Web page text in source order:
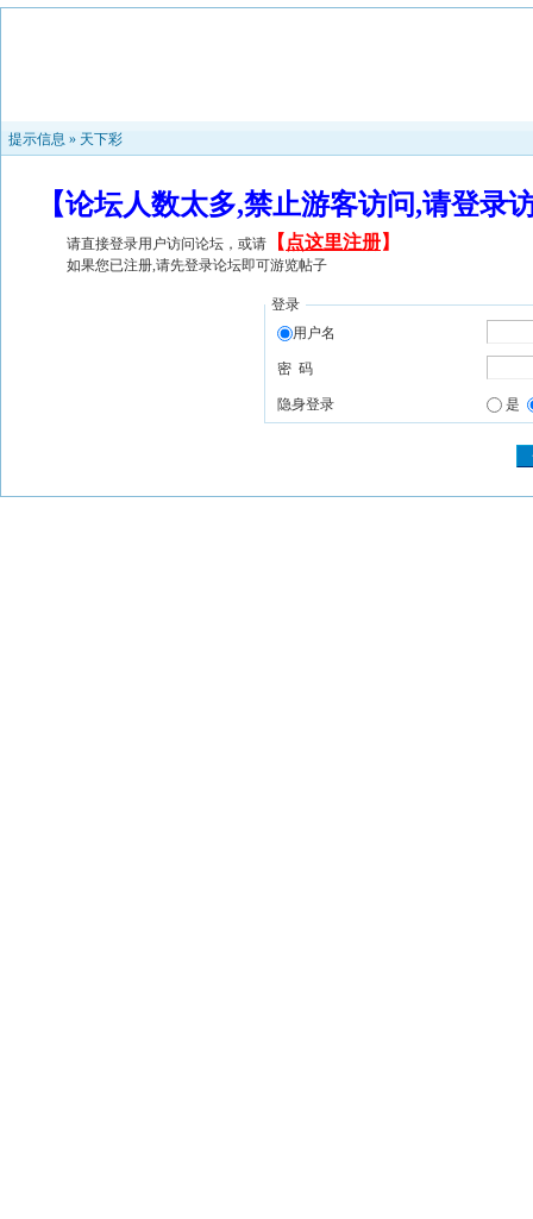
提示信息 » 天下彩
【论坛人数太多,禁止游客访问,请登
请直接登录用户访问论坛，或请 【 点这里注册】
如果您已注册,请先登录论坛即可游览帖子
登录
用户名
密 码
隐身登录 是